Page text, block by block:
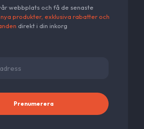
webbplats och få de senaste
produkter, exklusiva rabatter och
direkt i din inkorg